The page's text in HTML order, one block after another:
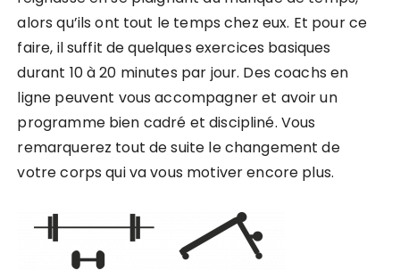
alors qu’ils ont tout le temps chez eux. Et pour ce
faire, il suffit de quelques exercices basiques
durant 10 à 20 minutes par jour. Des coachs en
ligne peuvent vous accompagner et avoir un
programme bien cadré et discipliné. Vous
remarquerez tout de suite le changement de
votre corps qui va vous motiver encore plus.